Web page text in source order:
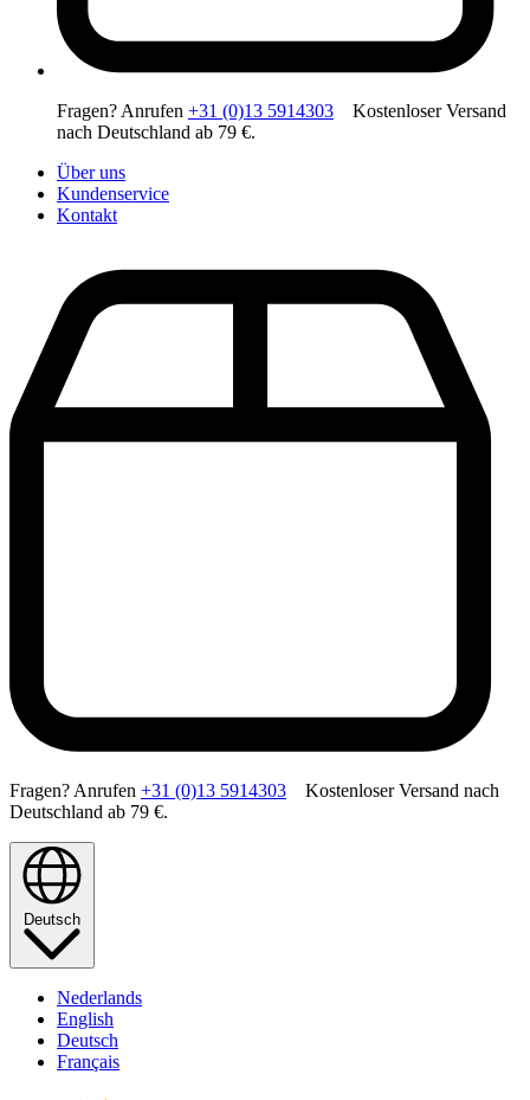
Fragen? Anrufen +31 (0)13 5914303 Kostenloser Versand
nach Deutschland ab 79 €.
Über uns
Kundenservice
Kontakt
Fragen? Anrufen +31 (0)13 5914303 Kostenloser Versand nach
Deutschland ab 79 €.
Deutsch
Nederlands
English
Deutsch
Français